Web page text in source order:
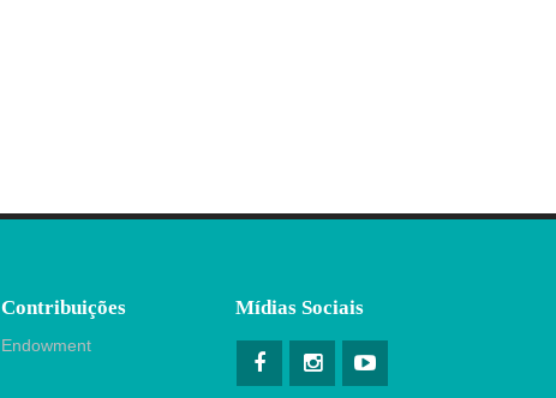
Contribuições
Endowment
Mídias Sociais